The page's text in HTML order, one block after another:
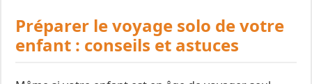
Préparer le voyage solo de votre
enfant : conseils et astuces